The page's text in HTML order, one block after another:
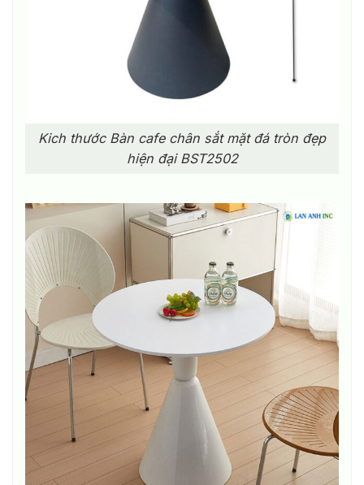
Kich thước Bàn cafe chân sắt mặt đá tròn đẹp
hiện đại BST2502